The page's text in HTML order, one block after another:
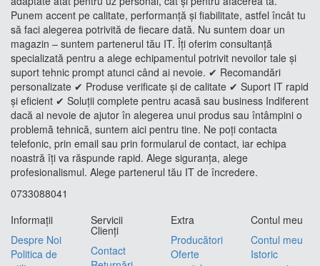
Punem accent pe calitate, performanță și fiabilitate, astfel încât tu
să faci alegerea potrivită de fiecare dată. Nu suntem doar un
magazin – suntem partenerul tău IT. Îți oferim consultanță
specializată pentru a alege echipamentul potrivit nevoilor tale și
suport tehnic prompt atunci când ai nevoie. ✔ Recomandări
personalizate ✔ Produse verificate și de calitate ✔ Suport IT rapid
și eficient ✔ Soluții complete pentru acasă sau business Indiferent
dacă ai nevoie de ajutor în alegerea unui produs sau întâmpini o
problemă tehnică, suntem aici pentru tine. Ne poți contacta
telefonic, prin email sau prin formularul de contact, iar echipa
noastră îți va răspunde rapid. Alege siguranța, alege
profesionalismul. Alege partenerul tău IT de încredere.
0733088041
Informaţii
Despre Noi
Politica de
Servicii
Clienţi
Contact
Extra
Producători
Oferte
Contul meu
Contul meu
Istoric